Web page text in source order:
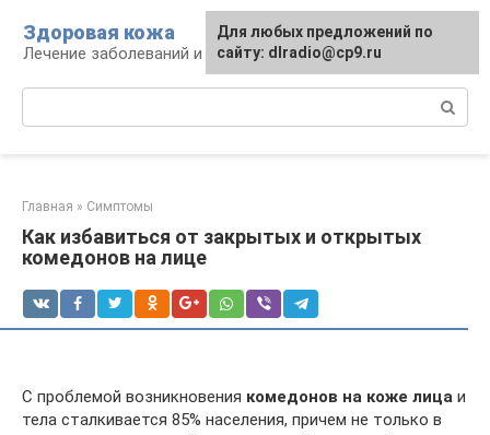
контенту
Здоровая кожа
Лечение заболеваний и уход за кожей
Главная » Симптомы
Как избавиться от закрытых и открытых
комедонов на лице
С проблемой возникновения комедонов на коже лица и
тела сталкивается 85% населения, причем не только в
Для любых предложений по
сайту: dlradio@cp9.ru